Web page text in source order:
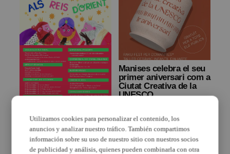
Esta és la programació
de l’Ajuntament de
Manises per als Nadals
Manises celebra el seu
primer aniversari com a
Ciutat Creativa de la
UNESCO
Utilizamos cookies para personalizar el contenido, los
anuncios y analizar nuestro tráfico. También compartimos
información sobre su uso de nuestro sitio con nuestros socios
de publicidad y análisis, quienes pueden combinarla con otra